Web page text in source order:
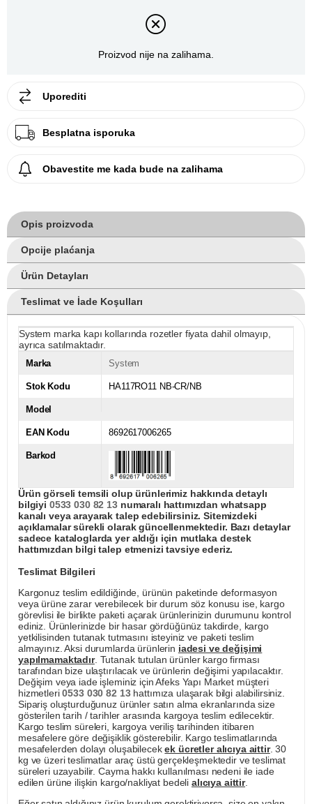
Proizvod nije na zalihama.
Uporediti
Besplatna isporuka
Obavestite me kada bude na zalihama
Opis proizvoda
Opcije plaćanja
Ürün Detayları
Teslimat ve İade Koşulları
System marka kapı kollarında rozetler fiyata dahil olmayıp,
ayrıca satılmaktadır.
Marka System
Stok Kodu HA117RO11 NB-CR/NB
Model
EAN Kodu 8692617006265
Barkod
Ürün görseli temsili olup ürünlerimiz hakkında detaylı
bilgiyi 0533 030 82 13numaralı hattımızdan whatsapp
kanalı veya arayarak talep edebilirsiniz. Sitemizdeki
açıklamalar sürekli olarak güncellenmektedir. Bazı detaylar
sadece kataloglarda yer aldığı için mutlaka destek
hattımızdan bilgi talep etmenizi tavsiye ederiz.
Teslimat Bilgileri
Kargonuz teslim edildiğinde, ürünün paketinde deformasyon
veya ürüne zarar verebilecek bir durum söz konusu ise, kargo
görevlisi ile birlikte paketi açarak ürünlerinizin durumunu kontrol
ediniz. Ürünlerinizde bir hasar gördüğünüz takdirde, kargo
yetkilisinden tutanak tutmasını isteyiniz ve paketi teslim
almayınız. Aksi durumlarda ürünlerin iadesi ve değişimi
yapılmamaktadır. Tutanak tutulan ürünler kargo firması
tarafından bize ulaştırılacak ve ürünlerin değişimi yapılacaktır.
Değişim veya iade işleminiz için Afeks Yapı Market müşteri
hizmetleri0533 030 82 13hattımıza ulaşarak bilgi alabilirsiniz.
Sipariş oluşturduğunuz ürünler satın alma ekranlarında size
gösterilen tarih / tarihler arasında kargoya teslim edilecektir.
Kargo teslim süreleri, kargoya veriliş tarihinden itibaren
mesafelere göre değişiklik gösterebilir. Kargo teslimatlarında
mesafelerden dolayı oluşabilecekek ücretler alıcıya aittir. 30
kg ve üzeri teslimatlar araç üstü gerçekleşmektedir ve teslimat
süreleri uzayabilir. Cayma hakkı kullanılması nedeni ile iade
edilen ürüne ilişkin kargo/nakliyat bedeli alıcıya aittir.